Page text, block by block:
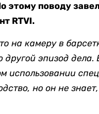
поводу
RTVI.
на камеру в
эпизод дела.
использовании
но он не